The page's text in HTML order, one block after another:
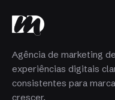
Agência de marketing
experiências digitais
consistentes para
crescer.